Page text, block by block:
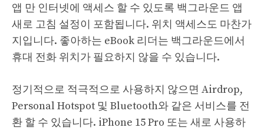
앱 만 인터넷에 액세스 할 수 있도록 백그라운드 앱
새로 고침 설정이 포함됩니다. 위치 액세스도 마찬가
지입니다. 좋아하는 eBook 리더는 백그라운드에서
휴대 전화 위치가 필요하지 않을 수 있습니다.
정기적으로 적극적으로 사용하지 않으면 Airdrop,
Personal Hotspot 및 Bluetooth와 같은 서비스를 전
환 할 수 있습니다. iPhone 15 Pro 또는 새로 사용하